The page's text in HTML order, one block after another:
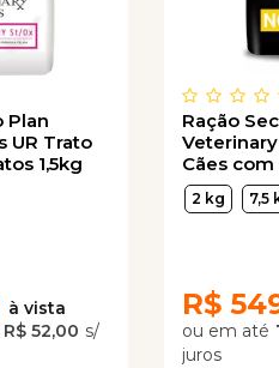
Plan
UR Trato
1,5kg
R$ 52,00
Ração
Cães
2 kg 7,5
R$